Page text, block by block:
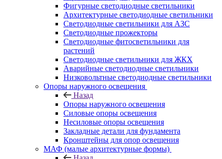
Фигурные светодиодные светильники
Архитектурные светодиодные светильники
Светодиодные светильники для АЗС
Светодиодные прожекторы
Светодиодные фитосветильники для
растений
Светодиодные светильники для ЖКХ
Аварийные светодиодные светильники
Низковольтные светодиодные светильники
Опоры наружного освещения
Назад
Опоры наружного освещения
Силовые опоры освещения
Несиловые опоры освещения
Закладные детали для фундамента
Кронштейны для опор освещения
МАФ (малые архитектурные формы)